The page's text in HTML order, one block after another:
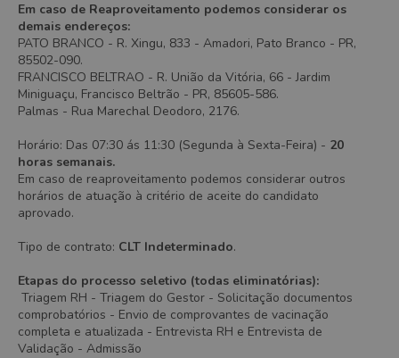
Em caso de Reaproveitamento podemos considerar os
demais endereços:
PATO BRANCO - R. Xingu, 833 - Amadori, Pato Branco - PR,
85502-090.
FRANCISCO BELTRAO - R. União da Vitória, 66 - Jardim
Miniguaçu, Francisco Beltrão - PR, 85605-586.
Palmas - Rua Marechal Deodoro, 2176.
Horário: Das 07:30 ás 11:30 (Segunda à Sexta-Feira) - 20
horas semanais.
Em caso de reaproveitamento podemos considerar outros
horários de atuação à critério de aceite do candidato
aprovado.
Tipo de contrato: CLT Indeterminado.
Etapas do processo seletivo (todas eliminatórias):
Triagem RH - Triagem do Gestor - Solicitação documentos
comprobatórios - Envio de comprovantes de vacinação
completa e atualizada - Entrevista RH e Entrevista de
Validação - Admissão